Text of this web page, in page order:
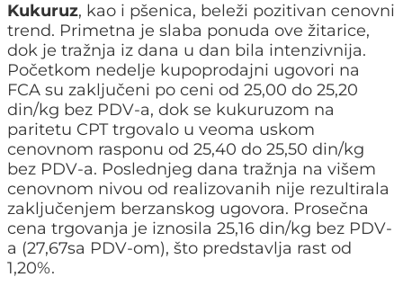
Kukuruz, kao i pšenica, beleži pozitivan cenovni
trend. Primetna je slaba ponuda ove žitarice,
dok je tražnja iz dana u dan bila intenzivnija.
Početkom nedelje kupoprodajni ugovori na
FCA su zaključeni po ceni od 25,00 do 25,20
din/kg bez PDV-a, dok se kukuruzom na
paritetu CPT trgovalo u veoma uskom
cenovnom rasponu od 25,40 do 25,50 din/kg
bez PDV-a. Poslednjeg dana tražnja na višem
cenovnom nivou od realizovanih nije rezultirala
zaključenjem berzanskog ugovora. Prosečna
cena trgovanja je iznosila 25,16 din/kg bez PDV-
a (27,67sa PDV-om), što predstavlja rast od
1,20%.